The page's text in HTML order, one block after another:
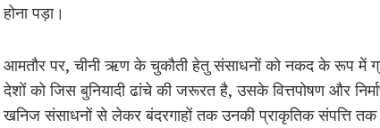
होना पड़ा।
आमतौर पर, चीनी ऋण के चुकौती हेतु संसाधनों को नकद के रूप में
देशों को जिस बुनियादी ढांचे की जरूरत है, उसके वित्तपोषण और
खनिज संसाधनों से लेकर बंदरगाहों तक उनकी प्राकृतिक संपत्ति